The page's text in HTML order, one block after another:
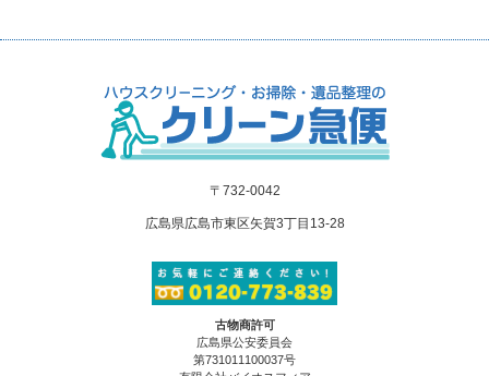
〒732-0042
広島県広島市東区矢賀3丁目13-28
古物商許可
広島県公安委員会
第731011100037号